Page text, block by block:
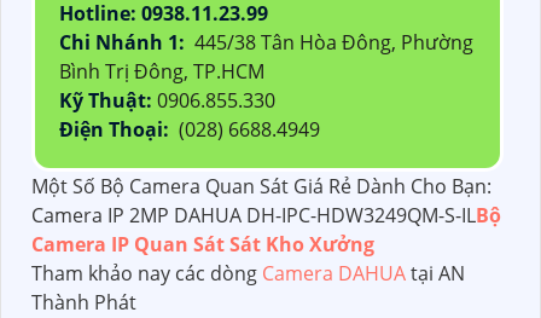
Hotline: 0938.11.23.99
Chi Nhánh 1: 445/38 Tân Hòa Đông, Phường
Bình Trị Đông, TP.HCM
Kỹ Thuật: 0906.855.330
Điện Thoại: (028) 6688.4949
Một Số Bộ Camera Quan Sát Giá Rẻ Dành Cho Bạn:
Camera IP 2MP DAHUA DH-IPC-HDW3249QM-S-ILBộ
Camera IP Quan Sát Sát Kho Xưởng
Tham khảo nay các dòng Camera DAHUAtại AN
Thành Phát